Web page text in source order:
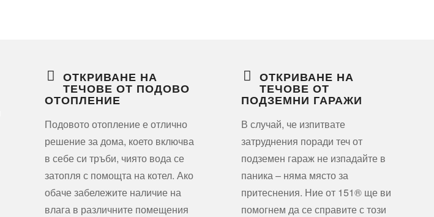
ОТКРИВАНЕ НА
ТЕЧОВЕ ОТ ПОДОВО
ОТОПЛЕНИЕ
Подовото отопление е отлично
решение за дома, което включва
в себе си тръби, чиято вода се
затопля с помощта на котел. Ако
обаче забележите наличие на
влага в различните помещения
ОТКРИВАНЕ НА
ТЕЧОВЕ ОТ
ПОДЗЕМНИ ГАРАЖИ
В случай, че изпитвате
затруднения поради теч от
подземен гараж не изпадайте в
паника – няма място за
притеснения. Ние от 151® ще ви
помогнем да се справите с този